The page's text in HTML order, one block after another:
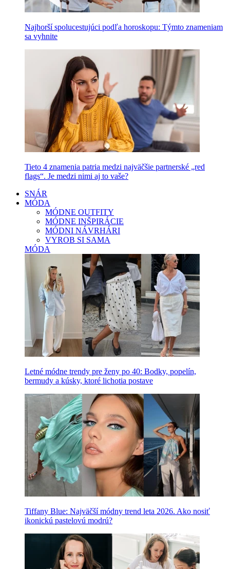
Najhorší spolucestujúci podľa horoskopu: Týmto znameniam
sa vyhnite
Tieto 4 znamenia patria medzi najväčšie partnerské „red
flags“. Je medzi nimi aj to vaše?
SNÁR
MÓDA
MÓDNE OUTFITY
MÓDNE INŠPIRÁCIE
MÓDNI NÁVRHÁRI
VYROB SI SAMA
MÓDA
Letné módne trendy pre ženy po 40: Bodky, popelín,
bermudy a kúsky, ktoré lichotia postave
Tiffany Blue: Najväčší módny trend leta 2026. Ako nosiť
ikonickú pastelovú modrú?